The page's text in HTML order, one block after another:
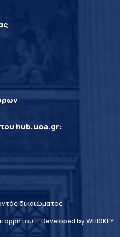
hub.uoa.gr:
δικαιώματος
Developed by WHISKEY